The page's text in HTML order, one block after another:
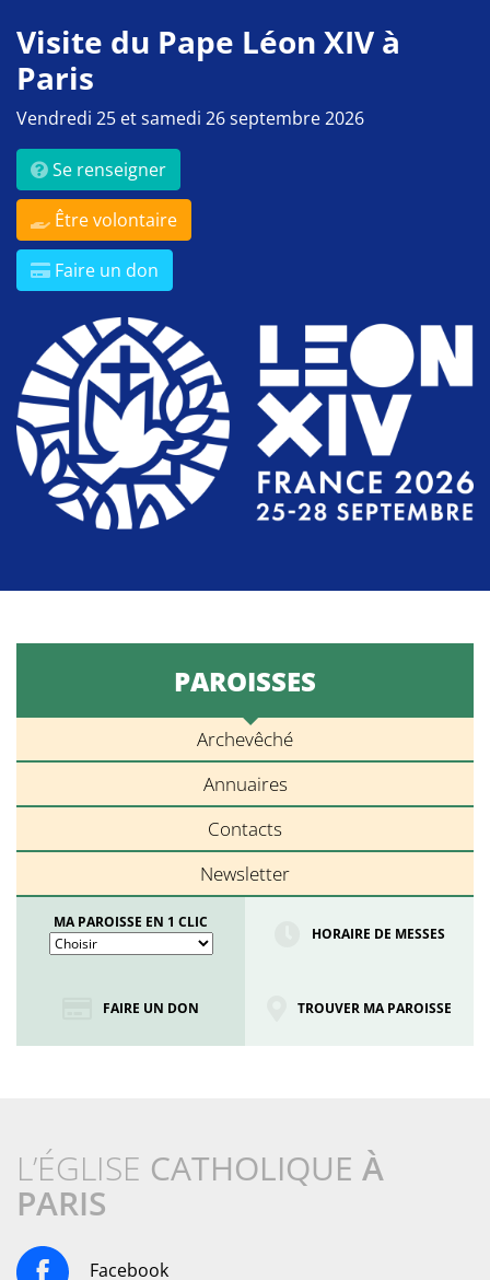
Visite du Pape Léon XIV à
Paris
Vendredi 25 et samedi 26 septembre 2026
Se renseigner
Être volontaire
Faire un don
PAROISSES
Archevêché
Annuaires
Contacts
Newsletter
MA PAROISSE EN 1 CLIC
HORAIRE DE MESSES
FAIRE UN DON TROUVER MA PAROISSE
L’ÉGLISE CATHOLIQUE À
PARIS
Facebook